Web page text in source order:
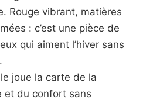
Rouge vibrant, matières
: c’est une pièce de
qui aiment l’hiver sans
joue la carte de la
et du confort sans